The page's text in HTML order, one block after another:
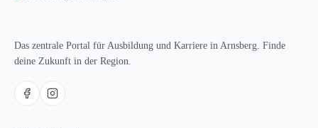
Das zentrale Portal für Ausbildung und Karriere in Arnsberg. Finde
deine Zukunft in der Region.